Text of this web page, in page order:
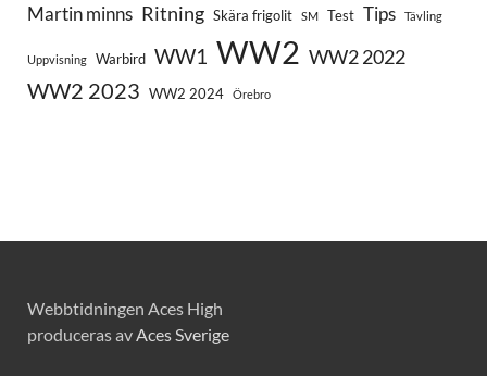
Martin minns Ritning Skära frigolit SM Test Tips Tävling
Uppvisning Warbird WW1 WW2 WW2 2022
WW2 2023 WW2 2024 Örebro
Webbtidningen Aces High
produceras avAces Sverige